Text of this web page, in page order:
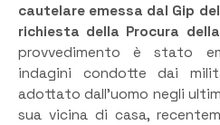
cautelare emessa dal Gip
richiesta della Procura
provvedimento è stato
indagini condotte dai
adottato dall’uomo negli
sua vicina di casa,